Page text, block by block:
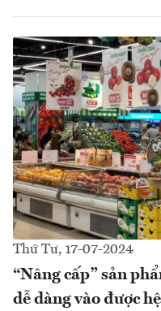
Thứ Tư, 17-07-2024
“Nâng cấp” sản
dễ dàng vào được